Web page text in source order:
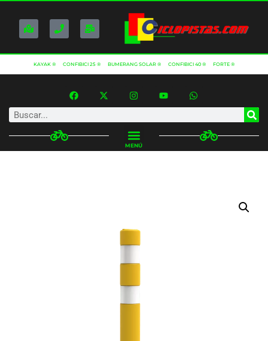
KAYAK ® CONFIBICI 25 ® BUMERANG SOLAR ® CONFIBICI 40 ® FORTE ®
MENÚ